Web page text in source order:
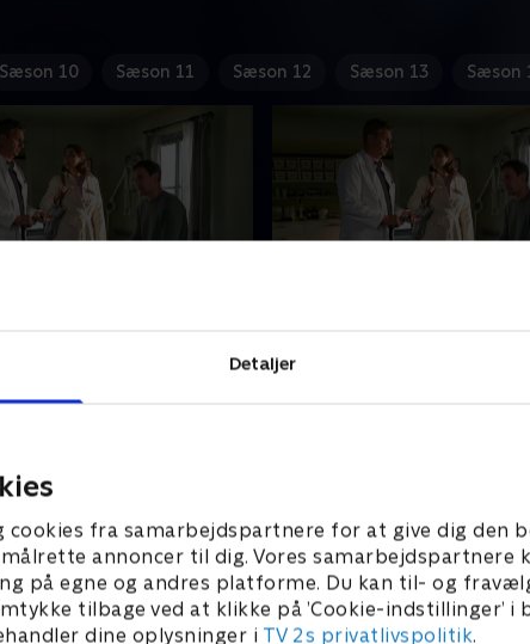
Detaljer
cookies fra samarbejdspartnere for at give dig den
annoncer til dig. Vores samarbejdspartnere
på egne og andres platforme. Du kan til- og
tilbage ved at klikke på ’Cookie-indstillinger’ i
dine oplysninger i TV 2s privatlivspolitik.
Sæson 10 Sæson 11 Sæson 12 Sæson 13 Sæson
med en stædig
kærlighedsliv i krise.
at forlade Ellmau, og
• 43 min
Martin kæmper med en